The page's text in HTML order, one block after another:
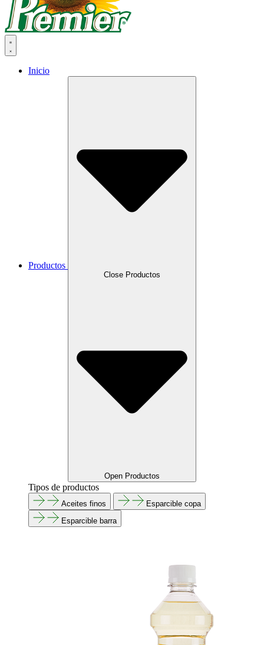
Inicio
Productos
Close Productos
Open Productos
Tipos de productos
Aceites finos
Esparcible copa
Esparcible barra